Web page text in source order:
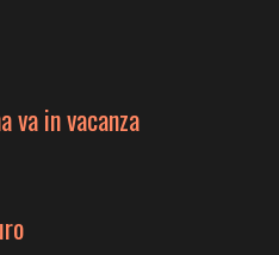
va in vacanza